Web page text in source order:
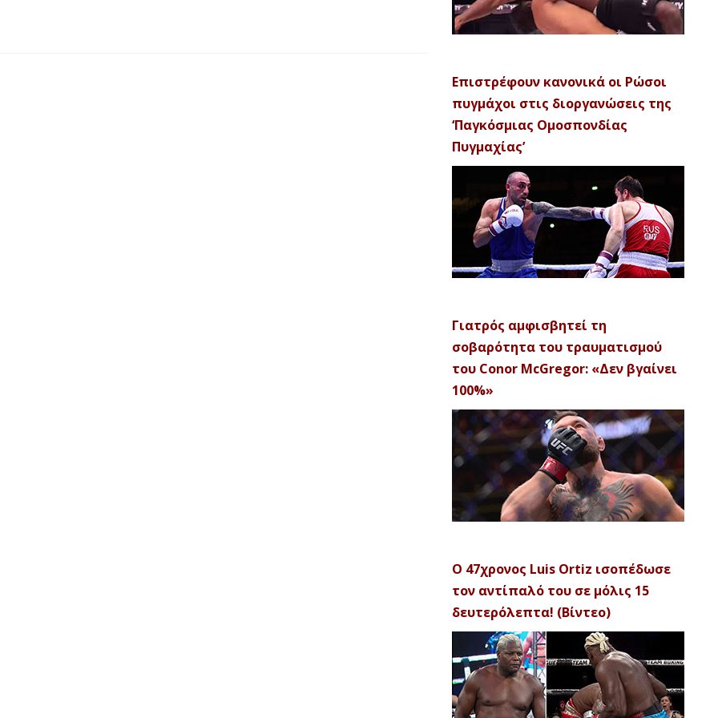
Επιστρέφουν κανονικά οι Ρώσοι
πυγμάχοι στις διοργανώσεις της
‘Παγκόσμιας Ομοσπονδίας
Πυγμαχίας’
Γιατρός αμφισβητεί τη
σοβαρότητα του τραυματισμού
του Conor McGregor: «Δεν βγαίνει
100%»
Ο 47χρονος Luis Ortiz ισοπέδωσε
τον αντίπαλό του σε μόλις 15
δευτερόλεπτα! (Βίντεο)